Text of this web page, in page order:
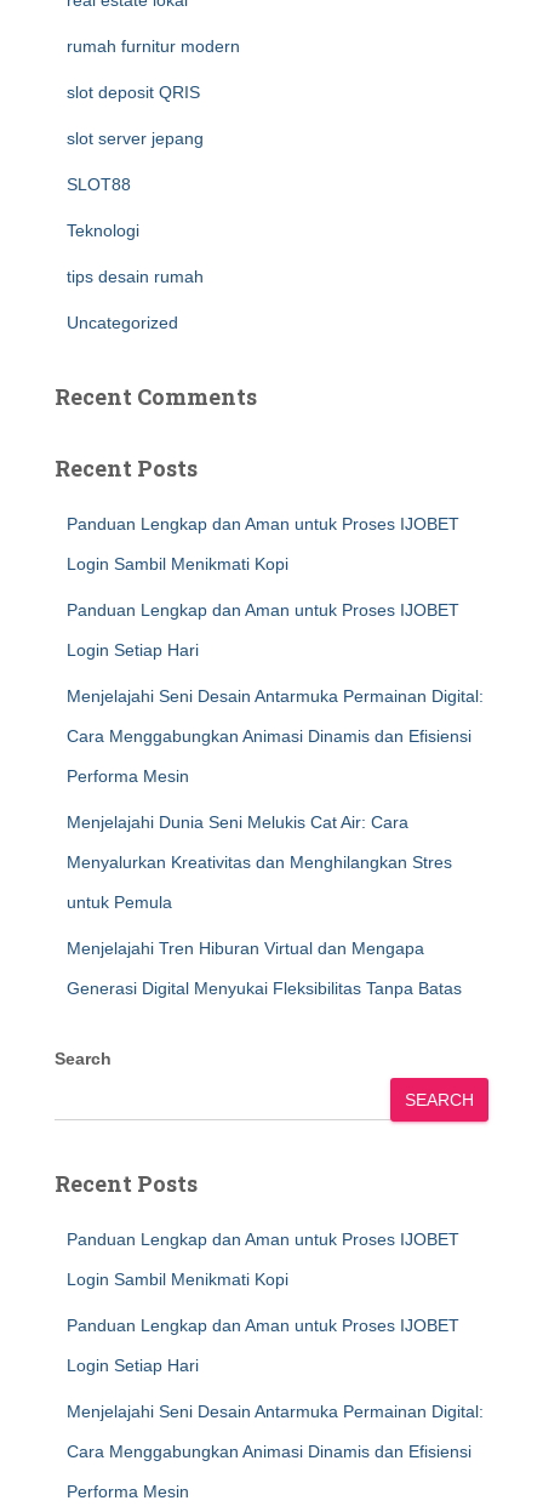
rumah furnitur modern
slot deposit QRIS
slot server jepang
SLOT88
Teknologi
tips desain rumah
Uncategorized
Recent Comments
Recent Posts
Panduan Lengkap dan Aman untuk Proses IJOBET
Login Sambil Menikmati Kopi
Panduan Lengkap dan Aman untuk Proses IJOBET
Login Setiap Hari
Menjelajahi Seni Desain Antarmuka Permainan Digital:
Cara Menggabungkan Animasi Dinamis dan Efisiensi
Performa Mesin
Menjelajahi Dunia Seni Melukis Cat Air: Cara
Menyalurkan Kreativitas dan Menghilangkan Stres
untuk Pemula
Menjelajahi Tren Hiburan Virtual dan Mengapa
Generasi Digital Menyukai Fleksibilitas Tanpa Batas
Search
SEARCH
Recent Posts
Panduan Lengkap dan Aman untuk Proses IJOBET
Login Sambil Menikmati Kopi
Panduan Lengkap dan Aman untuk Proses IJOBET
Login Setiap Hari
Menjelajahi Seni Desain Antarmuka Permainan Digital:
Cara Menggabungkan Animasi Dinamis dan Efisiensi
Performa Mesin